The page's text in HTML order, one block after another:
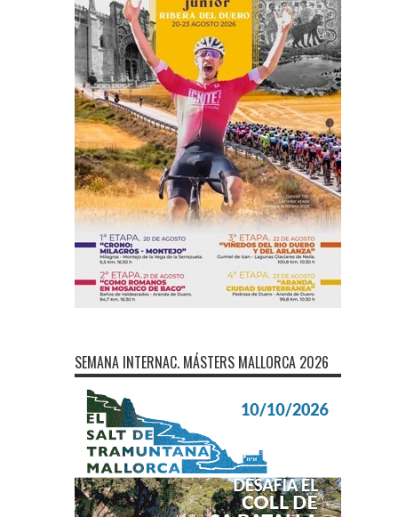
SEMANA INTERNAC. MÁSTERS MALLORCA 2026